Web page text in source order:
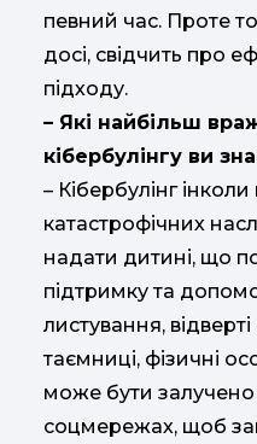
певний час. Проте
досі, свідчить про
підходу.
– Які найбільш
кібербулінгу ви
– Кібербулінг
катастрофічних
надати дитині, що
підтримку та
листування,
таємниці, фізичні
може бути
соцмережах, щоб